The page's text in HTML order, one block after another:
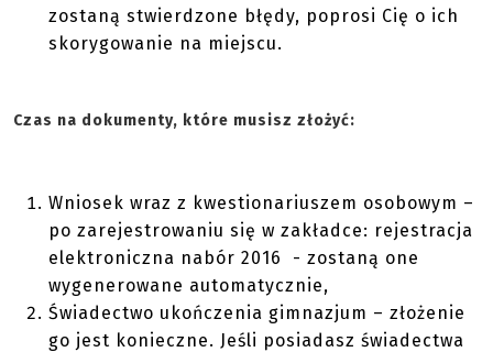
zostaną stwierdzone błędy, poprosi Cię o ich
skorygowanie na miejscu.
Czas na dokumenty, które musisz złożyć:
Wniosek wraz z kwestionariuszem osobowym –
po zarejestrowaniu się w zakładce: rejestracja
elektroniczna nabór 2016 - zostaną one
wygenerowane automatycznie,
Świadectwo ukończenia gimnazjum – złożenie
go jest konieczne. Jeśli posiadasz świadectwa